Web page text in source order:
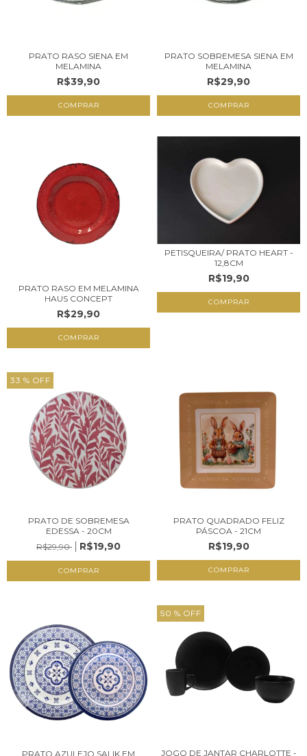
PRATO RASO SIENA EM
MELAMINA
R$39,90
PRATO SOBREMESA SIENA EM
MELAMINA
R$29,90
PRATO RASO EM MELAMINA
HAUS CONCEPT
R$29,90
COMPRAR
PETISQUEIRA/ PRATO HEART -
12,8CM
R$19,90
33 % OFF
PRATO DE SOBREMESA
EDESSA - 20CM
R$29,90
R$19,90
COMPRAR
PRATO QUADRADO FELIZ
PÁSCOA - 21CM
R$19,90
PRATO AZULEJO SALIK EM
50 % OFF
JOGO DE JANTAR CHARLOTTE -